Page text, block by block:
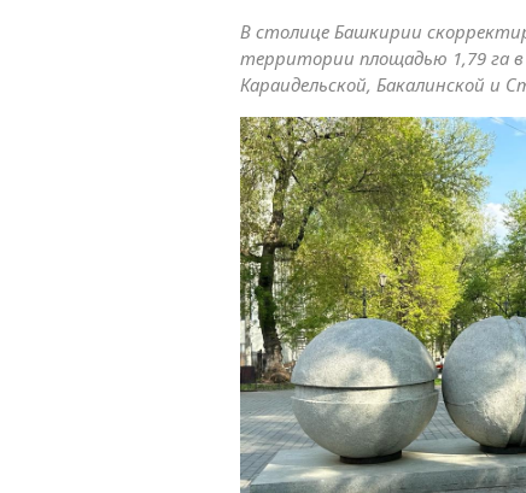
В столице Башкирии
территории площадью 1,79 га в
Караидельской, Бакалинской и